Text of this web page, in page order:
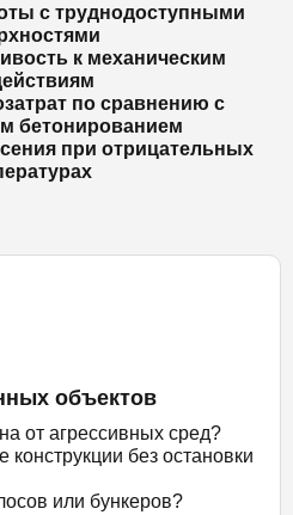
с труднодоступными
к механическим
по сравнению с
бетонированием
при отрицательных
объектов
от агрессивных сред?
без остановки
или бункеров?